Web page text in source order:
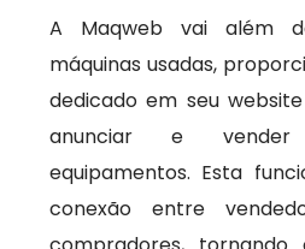
A Maqweb vai além
máquinas usadas,
dedicado em seu
anunciar e
equipamentos. Esta
conexão entre